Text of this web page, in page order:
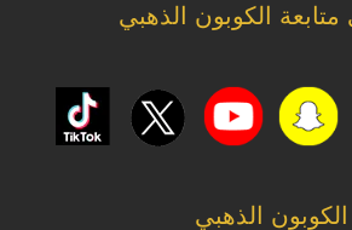
متابعة الكوبون الذهبي
الكوبون الذهبي